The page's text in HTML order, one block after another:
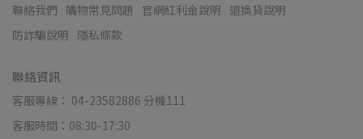
聯絡我們 購物常見問題 官網紅利金說明 退換貨說明
防詐騙說明 隱私條款
聯絡資訊
客服專線： 04-23582886 分機111
客服時間：08:30-17:30